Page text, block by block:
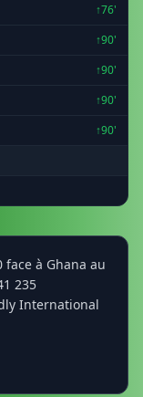
↑76'
↑90'
↑90'
↑90'
↑90'
face à Ghana au
235
International